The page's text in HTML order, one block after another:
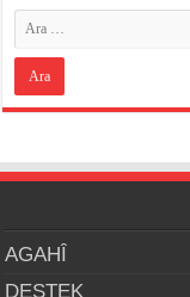
AGAHÎ
DESTEK